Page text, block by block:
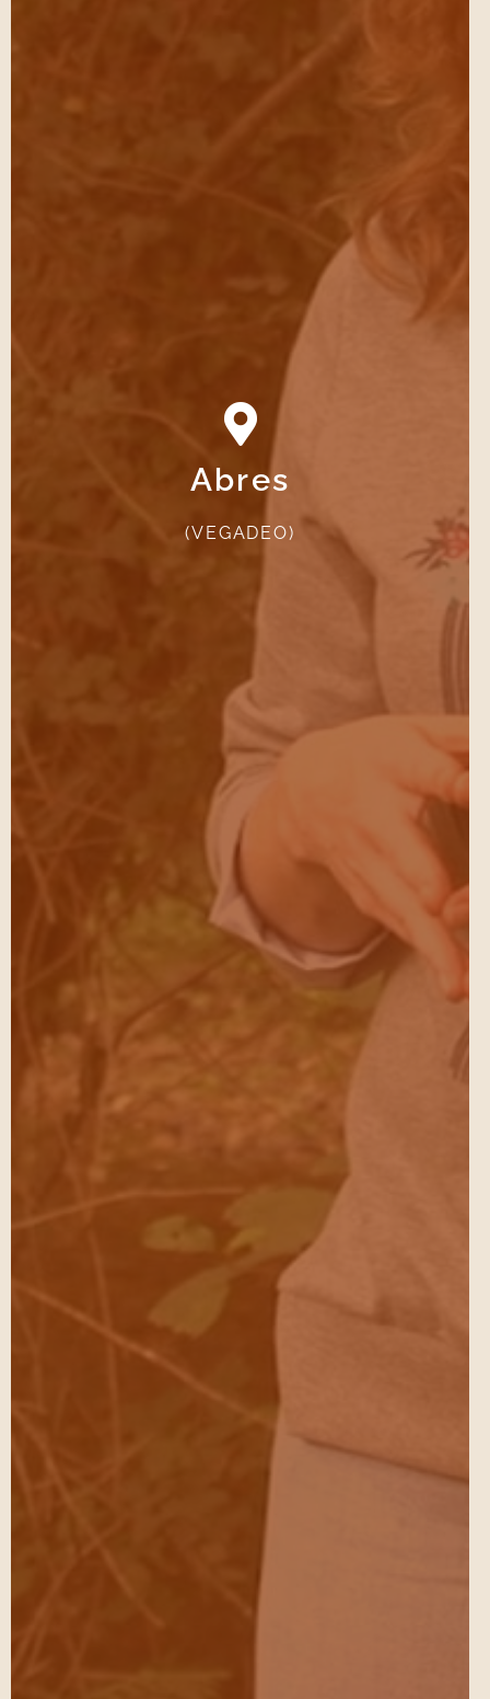
Abres
(VEGADEO)
VER CAMINO DE ABRES